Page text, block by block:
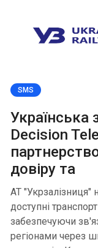
SMS
Українська
Decision
довіру та
АТ "Укрзалізниця"
доступні
забезпечуючи
регіонами через